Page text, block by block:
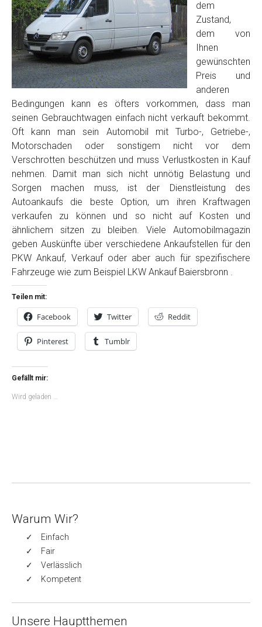
dem
Zustand,
dem von
Ihnen
gewünschten
Preis und
anderen
Bedingungen kann es öfters vorkommen, dass man
seinen Gebrauchtwagen einfach nicht verkauft bekommt.
Oft kann man sein Automobil mit Turbo-, Getriebe-,
Motorschaden oder sonstigem nicht vor dem
Verschrotten beschützen und muss Verlustkosten in Kauf
nehmen. Damit man sich nicht unnötig Belastung und
Sorgen machen muss, ist der Dienstleistung des
Autoankaufs die beste Option, um ihren Kraftwagen
verkaufen zu können und so nicht auf Kosten und
ähnlichem sitzen zu bleiben. Viele Automobilmagazin
geben Auskünfte über verschiedene Ankaufstellen für den
PKW Ankauf, Verkauf oder aber auch für spezifischere
Fahrzeuge wie zum Beispiel LKW Ankauf Baiersbronn .
Teilen mit:
Facebook Twitter Reddit
Pinterest Tumblr
Gefällt mir:
Wird geladen …
Warum Wir?
Einfach
Fair
Verlässlich
Kompetent
Unsere Hauptthemen